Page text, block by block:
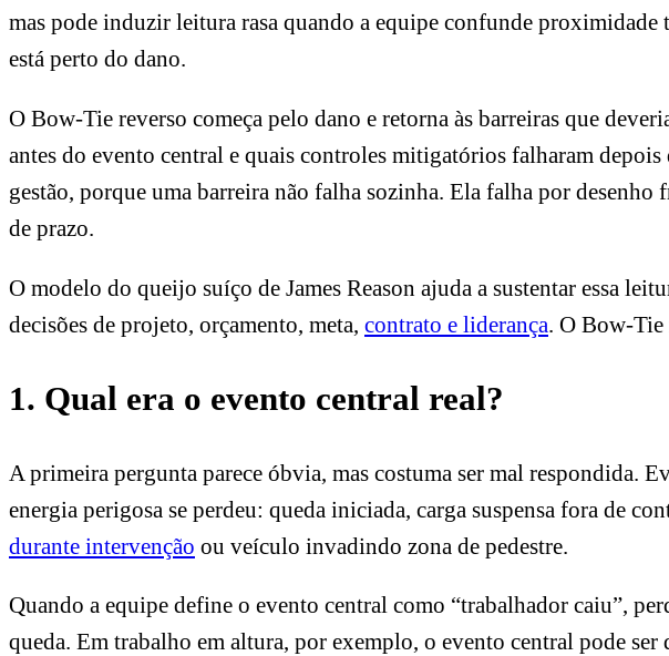
mas pode induzir leitura rasa quando a equipe confunde proximidade
está perto do dano.
O Bow-Tie reverso começa pelo dano e retorna às barreiras que
antes do evento central e quais controles mitigatórios falharam
gestão, porque uma barreira não falha sozinha. Ela falha por
de prazo.
O modelo do queijo suíço de James Reason ajuda a sustentar essa
decisões de projeto, orçamento, meta, contrato e liderança. O Bow-Tie
1. Qual era o evento central real?
A primeira pergunta parece óbvia, mas costuma ser mal respondida.
energia perigosa se perdeu: queda iniciada, carga suspensa fora de
durante intervenção ou veículo invadindo zona de pedestre.
Quando a equipe define o evento central como “trabalhador caiu”,
queda. Em trabalho em altura, por exemplo, o evento central pode